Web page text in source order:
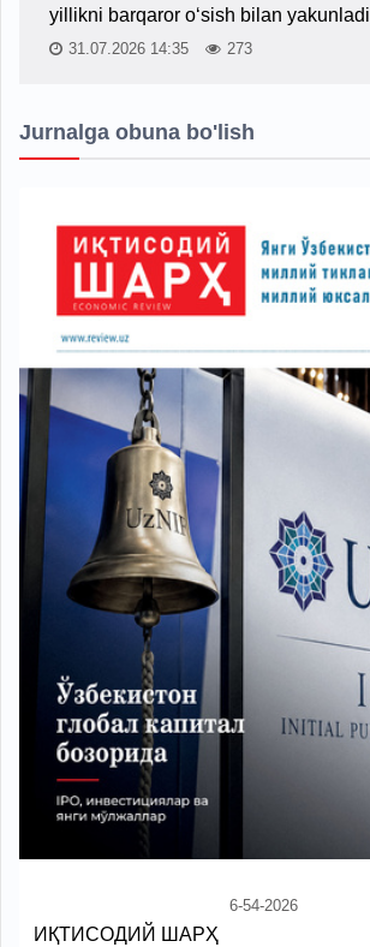
yillikni barqaror o‘sish bilan yakunladi
31.07.2026 14:35 273
Jurnalga obuna bo'lish
6-54-2026
ИҚТИСОДИЙ ШАРҲ